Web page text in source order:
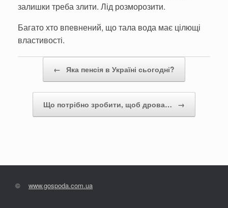
залишки треба злити. Лід розморозити.
Багато хто впевнений, що тала вода має цілющі
властивості.
← Яка пенсія в Україні сьогодні?
Що потрібно зробити, щоб дрова… →
© www.gospoda.com.ua